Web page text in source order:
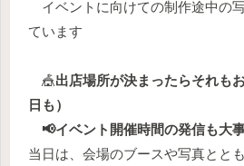
イベントに向けての制作途中の
ています
🎪出店場所が決まったらそれも
日も）
📢イベント開催時間の発信も大事
当日は、会場のブースや写真とと